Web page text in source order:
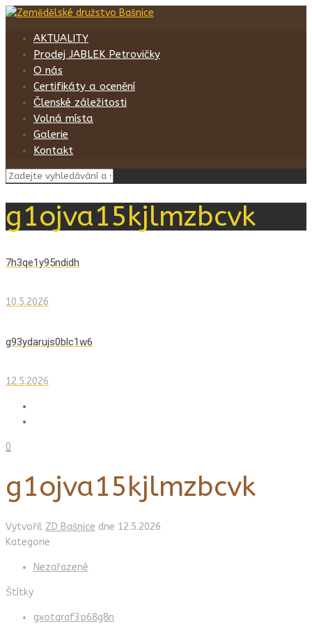
AKTUALITY
Prodej JABLEK Petrovičky
O nás
Certifikáty a ocenění
Členské záležitosti
Volná místa
Galerie
Kontakt
g1ojva15kjlmzbcvk
7h3qe1y95ndidh
10.5.2026
g93ydarujs0blc1w6
12.5.2026
0
g1ojva15kjlmzbcvk
Vytvořil ZD Bašnice dne 12.5.2026
Kategorie
Nezařazené
Štítky
gxotqraf3p68g8n